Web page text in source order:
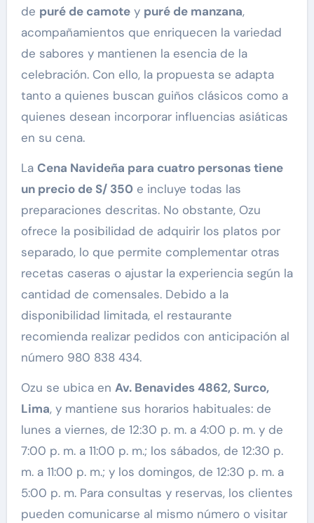
de puré de camotey puré de manzana,
acompañamientos que enriquecen la variedad
de sabores y mantienen la esencia de la
celebración. Con ello, la propuesta se adapta
tanto a quienes buscan guiños clásicos como a
quienes desean incorporar influencias asiáticas
en su cena.
La Cena Navideña para cuatro personas tiene
un precio de S/ 350 e incluye todas las
preparaciones descritas. No obstante, Ozu
ofrece la posibilidad de adquirir los platos por
separado, lo que permite complementar otras
recetas caseras o ajustar la experiencia según la
cantidad de comensales. Debido a la
disponibilidad limitada, el restaurante
recomienda realizar pedidos con anticipación al
número 980 838 434.
Ozu se ubica en Av. Benavides 4862, Surco,
Lima, y mantiene sus horarios habituales: de
lunes a viernes, de 12:30 p. m. a 4:00 p. m. y de
7:00 p. m. a 11:00 p. m.; los sábados, de 12:30 p.
m. a 11:00 p. m.; y los domingos, de 12:30 p. m. a
5:00 p. m. Para consultas y reservas, los clientes
pueden comunicarse al mismo número o visitar